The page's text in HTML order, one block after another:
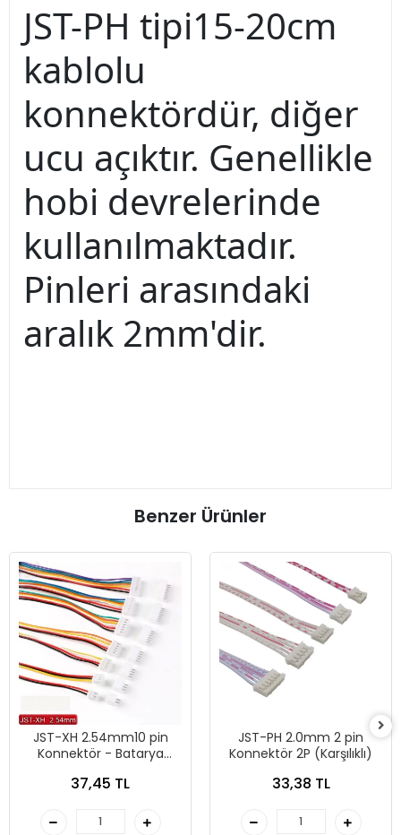
JST-PH tipi15-20cm
kablolu
konnektördür, diğer
ucu açıktır. Genellikle
hobi devrelerinde
kullanılmaktadır.
Pinleri arasındaki
aralık 2mm'dir.
Benzer Ürünler
JST-XH 2.54mm10 pin
Konnektör - Batarya
37,45 TL
JST-PH 2.0mm 2 pin
Konnektör 2P (Karşılıklı)
33,38 TL